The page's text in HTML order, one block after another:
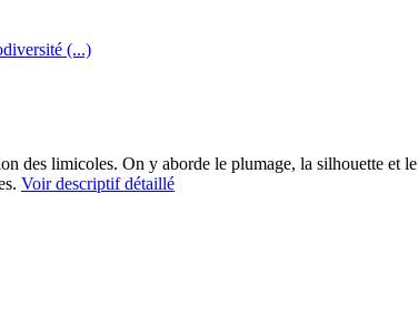
(...)
des limicoles. On y aborde le plumage, la silhouette et le
Voir descriptif détaillé